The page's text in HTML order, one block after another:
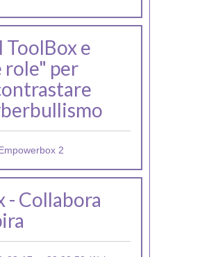
e
role" per
- Collabora